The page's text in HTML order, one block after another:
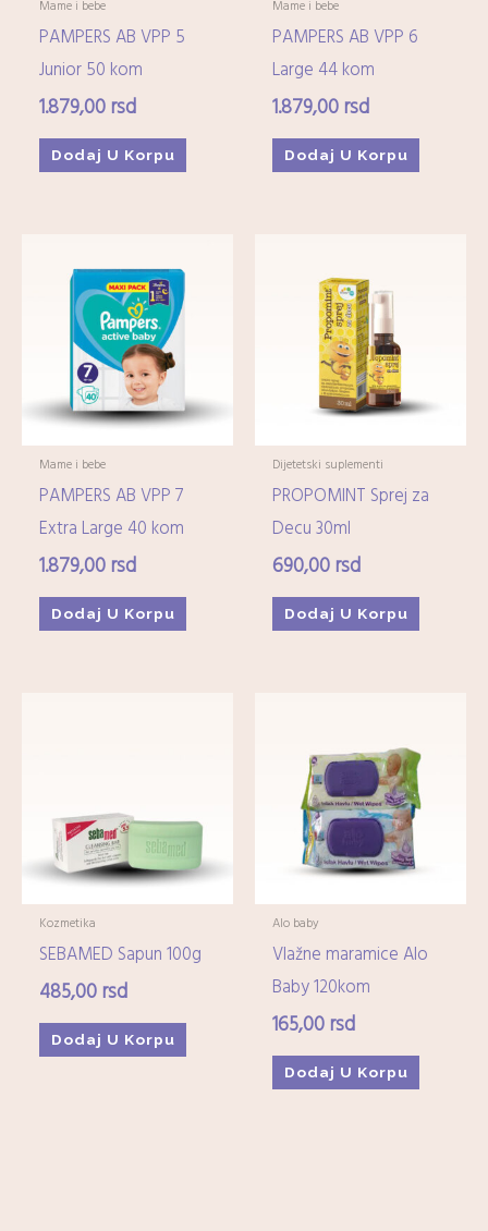
Mame i bebe
PAMPERS AB VPP 5
Junior 50 kom
1.879,00 rsd
Dodaj U Korpu
Mame i bebe
PAMPERS AB VPP 6
Large 44 kom
1.879,00 rsd
Dodaj U Korpu
Mame i bebe
PAMPERS AB VPP 7
Extra Large 40 kom
1.879,00 rsd
Dodaj U Korpu
Dijetetski suplementi
PROPOMINT Sprej za
Decu 30ml
690,00 rsd
Dodaj U Korpu
Kozmetika
SEBAMED Sapun 100g
485,00 rsd
Dodaj U Korpu
Alo baby
Vlažne maramice Alo
Baby 120kom
165,00 rsd
Dodaj U Korpu